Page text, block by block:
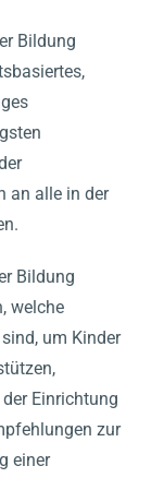
Bildung
an alle in der
Bildung
welche
um Kinder
Einrichtung
zur
einer